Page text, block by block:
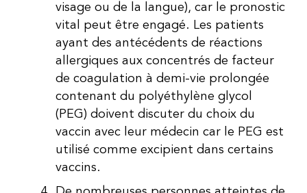
visage ou de la langue), car le pronostic
vital peut être engagé. Les patients
ayant des antécédents de réactions
allergiques aux concentrés de facteur
de coagulation à demi-vie prolongée
contenant du polyéthylène glycol
(PEG) doivent discuter du choix du
vaccin avec leur médecin car le PEG est
utilisé comme excipient dans certains
vaccins.